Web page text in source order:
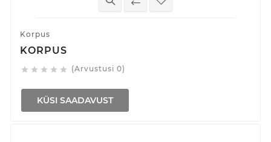
Korpus
KORPUS
     (Arvustusi 0)
KÜSI SAADAVUST